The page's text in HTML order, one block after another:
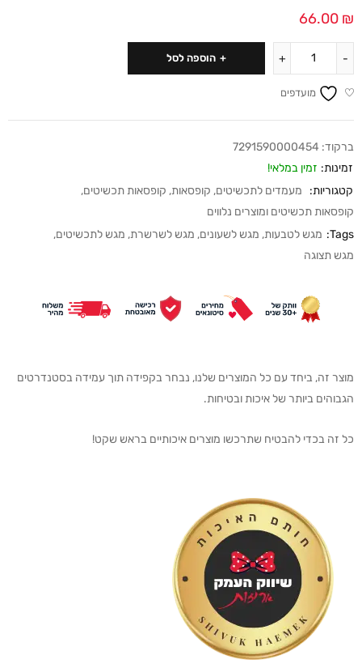
66.00 ₪
הוספה לסל
מועדפים
ברקוד: 7291590000454
זמינות: זמין במלאי!
קטגוריות:
מעמדים לתכשיטים, קופסאות, קופסאות תכשיטים,
קופסאות תכשיטים ומוצרים נלווים
Tags: מגש לטבעות, מגש לשעונים, מגש לשרשרת, מגש לתכשיטים,
מגש תצוגה
מוצר זה, ביחד עם כל המוצרים שלנו, נבחר בקפידה תוך עמידה בסטנדרטים
הגבוהים ביותר של איכות ובטיחות.
כל זה בכדי להבטיח שתרכשו מוצרים איכותיים בראש שקט!